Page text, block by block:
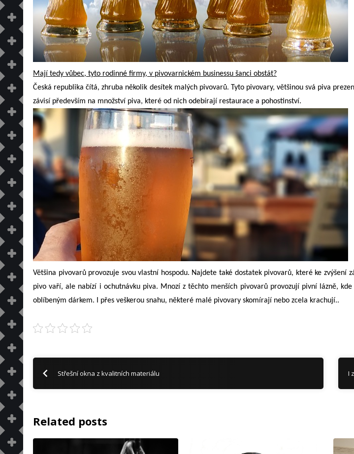
Mají tedy vůbec, tyto rodinné firmy, v pivovarnickém businessu šanci obstát?
Česká republika čítá, zhruba několik desítek malých pivovarů. Tyto pivovary, většinou svá piva
závisí především na množství piva, které od nich odebírají restaurace a pohostinství.
Většina pivovarů provozuje svou vlastní hospodu. Najdete také dostatek pivovarů, které ke
pivo vaří, ale nabízí i ochutnávku piva. Mnozí z těchto menších pivovarů provozují pivní lázně,
oblíbeným dárkem. I přes veškerou snahu, některé malé pivovary skomírají nebo zcela krachují..
Střešní okna z kvalitních materiálu I
Related posts